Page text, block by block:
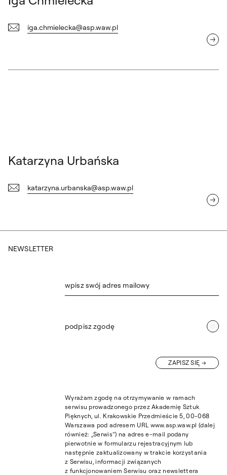
iga.chmielecka@asp.waw.pl
Katarzyna Urbańska
katarzyna.urbanska@asp.waw.pl
NEWSLETTER
wpisz swój adres mailowy
podpisz zgodę
ZAPISZ SIĘ
Wyrażam zgodę na otrzymywanie w ramach
serwisu prowadzonego przez Akademię Sztuk
Pięknych, ul. Krakowskie Przedmieście 5, 00-068
Warszawa pod adresem URL www.asp.waw.pl (dalej
również: „Serwis”) na adres e-mail podany
pierwotnie w formularzu rejestracyjnym lub
następnie zaktualizowany w trakcie korzystania
z Serwisu, informacji związanych
z funkcjonowaniem Serwisu oraz newslettera